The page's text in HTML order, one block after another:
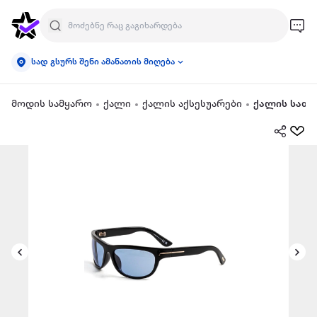
სად გსურს შენი ამანათის მიღება
მოდის სამყარო ქალი ქალის აქსესუარები ქალის